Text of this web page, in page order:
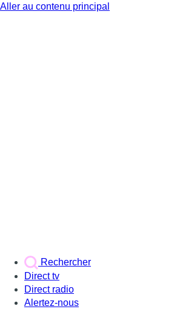
Aller au contenu principal
Rechercher
Direct tv
Direct radio
Alertez-nous